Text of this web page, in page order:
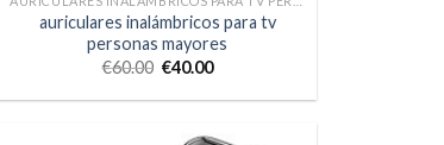
auriculares inalámbricos para tv
personas mayores
€60.00 €40.00